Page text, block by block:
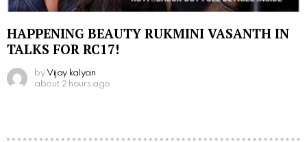
HAPPENING BEAUTY RUKMINI VASANTH IN
TALKS FOR RC17!
by Vijay kalyan
about 2 hours ago